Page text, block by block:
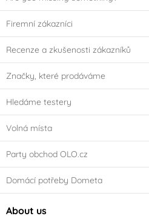
Firemní zákazníci
Recenze a zkušenosti zákazníků
Značky, které prodáváme
Hledáme testery
Volná místa
Party obchod OLO.cz
Domácí potřeby Dometa
About us